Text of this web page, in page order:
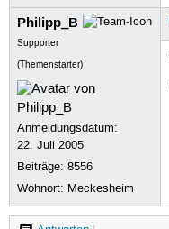
Philipp_B
Supporter
(Themenstarter)
Anmeldungsdatum:
22. Juli 2005
Beiträge:8556
Wohnort: Meckesheim